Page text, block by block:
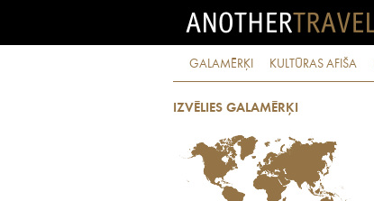
GALAMĒRĶI KULTŪRAS AFIŠA
IZVĒLIES GALAMĒRĶI